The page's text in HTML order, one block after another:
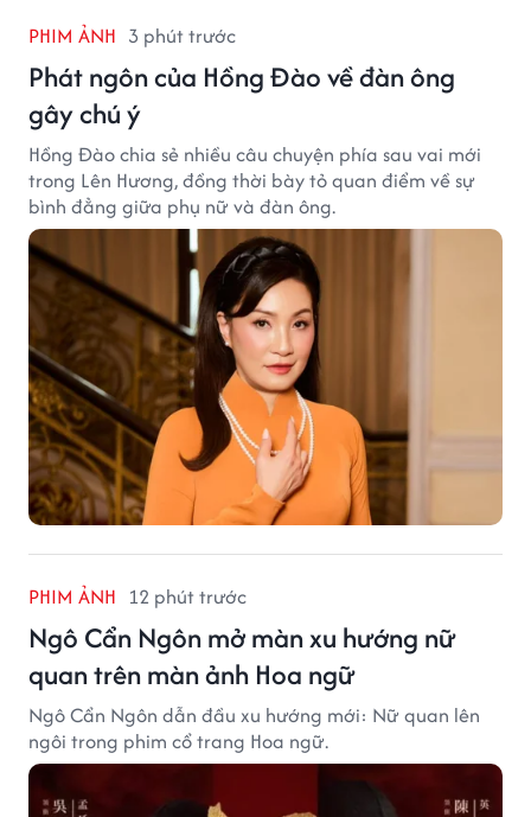
PHIM ẢNH 3 phút trước
Phát ngôn của Hồng Đào về đàn ông
gây chú ý
Hồng Đào chia sẻ nhiều câu chuyện phía sau vai mới
trong Lên Hương, đồng thời bày tỏ quan điểm về sự
bình đẳng giữa phụ nữ và đàn ông.
PHIM ẢNH 12 phút trước
Ngô Cẩn Ngôn mở màn xu hướng nữ
quan trên màn ảnh Hoa ngữ
Ngô Cẩn Ngôn dẫn đầu xu hướng mới: Nữ quan lên
ngôi trong phim cổ trang Hoa ngữ.